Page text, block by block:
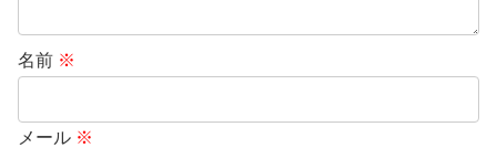
名前 ※
メール ※